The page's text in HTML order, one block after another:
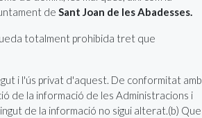
de Sant Joan de les Abadesses.
totalment prohibida tret que
i l'ús privat d'aquest. De conformitat amb
de la informació de les Administracions i
de la informació no sigui alterat.(b) Que